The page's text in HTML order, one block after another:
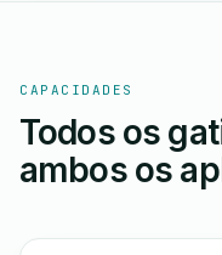
CAPACIDADES
Todos os
ambos os